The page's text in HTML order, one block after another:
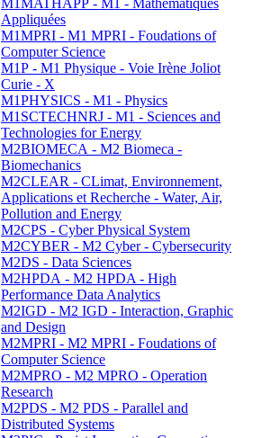
M1MATHAPP - M1 - Mathématiques
Appliquées
M1MPRI - M1 MPRI - Foudations of
Computer Science
M1P - M1 Physique - Voie Irène Joliot
Curie - X
M1PHYSICS - M1 - Physics
M1SCTECHNRJ - M1 - Sciences and
Technologies for Energy
M2BIOMECA - M2 Biomeca -
Biomechanics
M2CLEAR - CLimat, Environnement,
Applications et Recherche - Water, Air,
Pollution and Energy
M2CPS - Cyber Physical System
M2CYBER - M2 Cyber - Cybersecurity
M2DS - Data Sciences
M2HPDA - M2 HPDA - High
Performance Data Analytics
M2IGD - M2 IGD - Interaction, Graphic
and Design
M2MPRI - M2 MPRI - Foudations of
Computer Science
M2MPRO - M2 MPRO - Operation
Research
M2PDS - M2 PDS - Parallel and
Distributed Systems